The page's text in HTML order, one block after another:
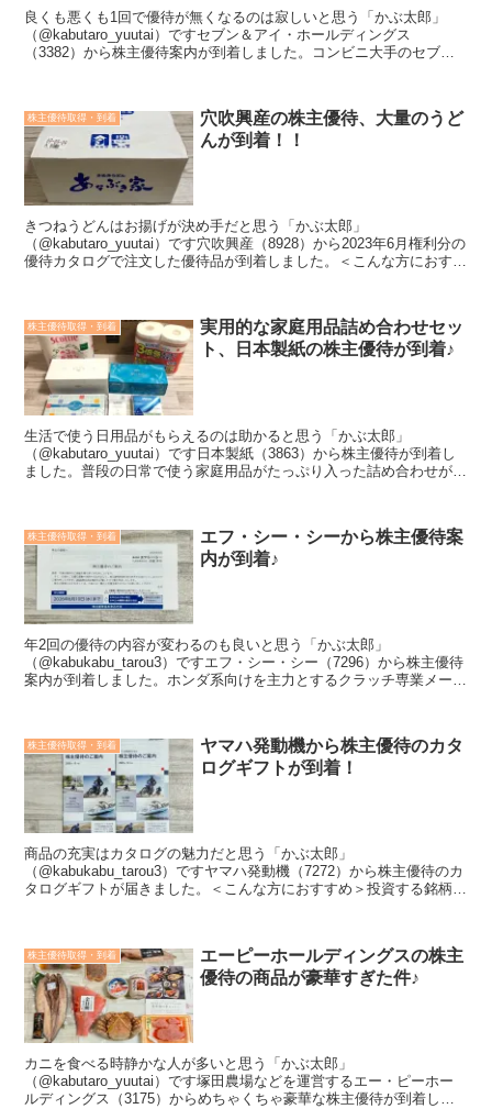
良くも悪くも1回で優待が無くなるのは寂しいと思う「かぶ太郎」
（@kabutaro_yuutai）ですセブン＆アイ・ホールディングス
（3382）から株主優待案内が到着しました。コンビニ大手のセブン-
株主優待取得・到着
穴吹興産の株主優待、大量のうど
んが到着！！
きつねうどんはお揚げが決め手だと思う「かぶ太郎」
（@kabutaro_yuutai）です穴吹興産（8928）から2023年6月権利分の
優待カタログで注文した優待品が到着しました。＜こんな方におすす
株主優待取得・到着
実用的な家庭用品詰め合わせセッ
ト、日本製紙の株主優待が到着♪
生活で使う日用品がもらえるのは助かると思う「かぶ太郎」
（@kabutaro_yuutai）です日本製紙（3863）から株主優待が到着し
ました。普段の日常で使う家庭用品がたっぷり入った詰め合わせが優
株主優待取得・到着
エフ・シー・シーから株主優待案
内が到着♪
年2回の優待の内容が変わるのも良いと思う「かぶ太郎」
（@kabukabu_tarou3）ですエフ・シー・シー（7296）から株主優待
案内が到着しました。ホンダ系向けを主力とするクラッチ専業メーカ
株主優待取得・到着
ヤマハ発動機から株主優待のカタ
ログギフトが到着！
商品の充実はカタログの魅力だと思う「かぶ太郎」
（@kabukabu_tarou3）ですヤマハ発動機（7272）から株主優待のカ
タログギフトが届きました。＜こんな方におすすめ＞投資する銘柄を
株主優待取得・到着
エーピーホールディングスの株主
優待の商品が豪華すぎた件♪
カニを食べる時静かな人が多いと思う「かぶ太郎」
（@kabutaro_yuutai）です塚田農場などを運営するエー・ピーホー
ルディングス（3175）からめちゃくちゃ豪華な株主優待が到着しま